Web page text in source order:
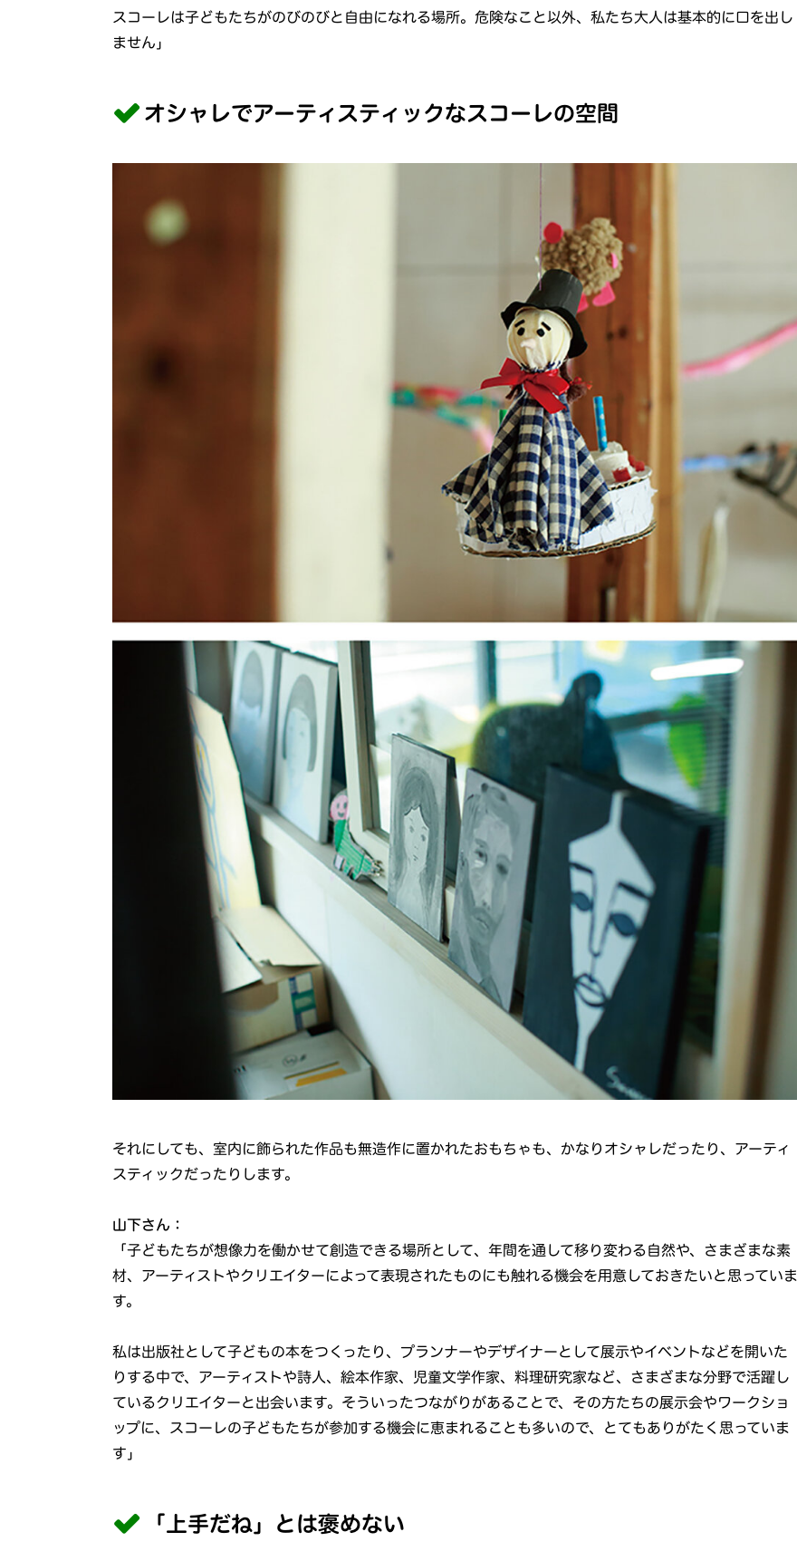
スコーレは子どもたちがのびのびと自由になれる場所。危険なこと以外、私たち大人は基本的に口を出し
ません」
オシャレでアーティスティックなスコーレの空間
それにしても、室内に飾られた作品も無造作に置かれたおもちゃも、かなりオシャレだったり、アーティ
スティックだったりします。
山下さん：
「子どもたちが想像力を働かせて創造できる場所として、年間を通して移り変わる自然や、さまざまな素
材、アーティストやクリエイターによって表現されたものにも触れる機会を用意しておきたいと思っていま
す。
私は出版社として子どもの本をつくったり、プランナーやデザイナーとして展示やイベントなどを開いた
りする中で、アーティストや詩人、絵本作家、児童文学作家、料理研究家など、さまざまな分野で活躍し
ているクリエイターと出会います。そういったつながりがあることで、その方たちの展示会やワークショ
ップに、スコーレの子どもたちが参加する機会に恵まれることも多いので、とてもありがたく思っていま
す」
「上手だね」とは褒めない